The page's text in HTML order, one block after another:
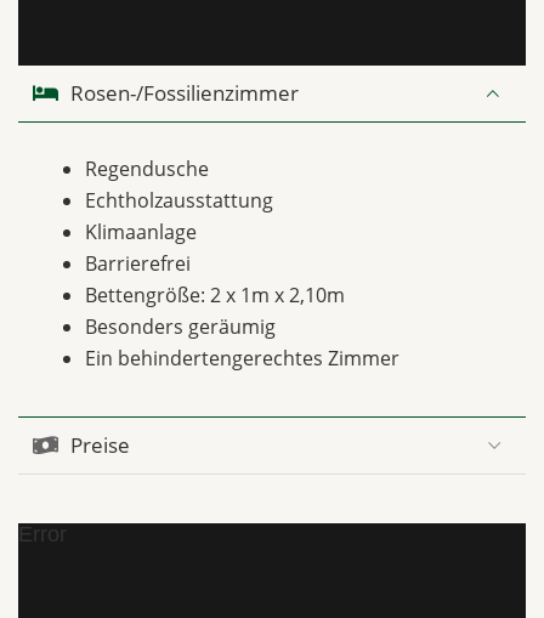
Rosen-/Fossilienzimmer
Regendusche
Echtholzausstattung
Klimaanlage
Barrierefrei
Bettengröße: 2 x 1m x 2,10m
Besonders geräumig
Ein behindertengerechtes Zimmer
Preise
Error